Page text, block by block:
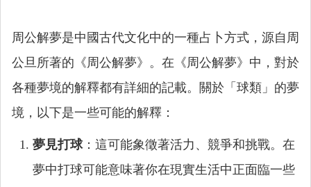
周公解夢是中國古代文化中的一種占卜方式，源自周
公旦所著的《周公解夢》。在《周公解夢》中，對於
各種夢境的解釋都有詳細的記載。關於「球類」的夢
境，以下是一些可能的解釋：
夢見打球：這可能象徵著活力、競爭和挑戰。在
夢中打球可能意味著你在現實生活中正面臨一些